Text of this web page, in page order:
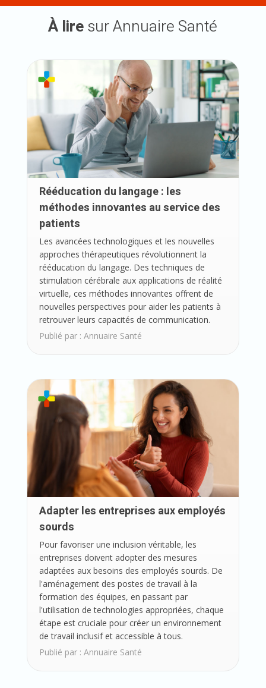
À liresur Annuaire Santé
Rééducation du langage : les
méthodes innovantes au service des
patients
Les avancées technologiques et les nouvelles
approches thérapeutiques révolutionnent la
rééducation du langage. Des techniques de
stimulation cérébrale aux applications de réalité
virtuelle, ces méthodes innovantes offrent de
nouvelles perspectives pour aider les patients à
retrouver leurs capacités de communication.
Publié par : Annuaire Santé
Adapter les entreprises aux employés
sourds
Pour favoriser une inclusion véritable, les
entreprises doivent adopter des mesures
adaptées aux besoins des employés sourds. De
l'aménagement des postes de travail à la
formation des équipes, en passant par
l'utilisation de technologies appropriées, chaque
étape est cruciale pour créer un environnement
de travail inclusif et accessible à tous.
Publié par : Annuaire Santé